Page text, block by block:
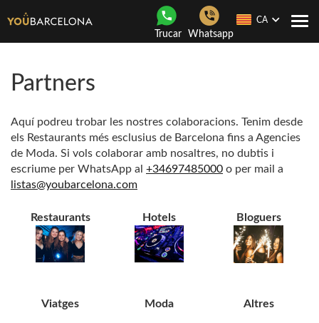
Trucar Whatsapp
CA
Partners
Aquí podreu trobar les nostres colaboracions. Tenim desde
els Restaurants més esclusius de Barcelona fins a Agencies
de Moda. Si vols colaborar amb nosaltres, no dubtis i
escriume per WhatsApp al +34697485000 o per mail a
listas@youbarcelona.com
Restaurants Hotels Bloguers
Viatges Moda Altres